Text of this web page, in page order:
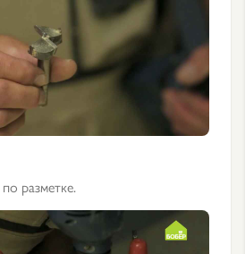
разметке.